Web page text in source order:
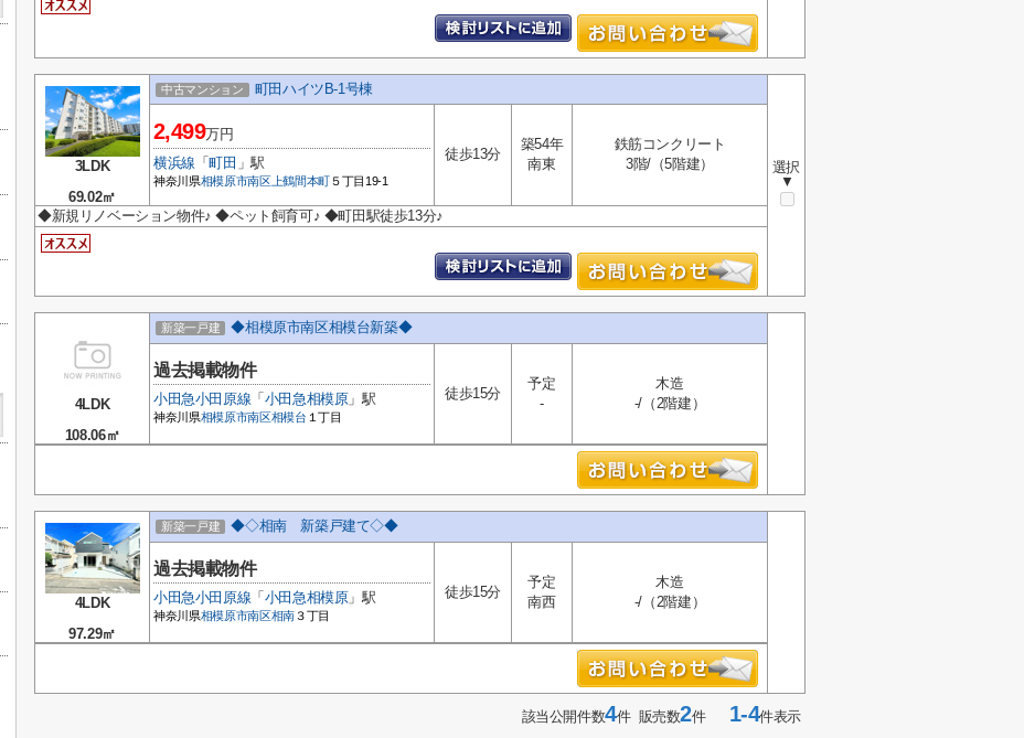
3LDK
69.02㎡
中古マンション 町田ハイツB-1号棟
選択
▼
2,499万円
横浜線 「町田 」駅
神奈川県相模原市南区 上鶴間本町 ５丁目19-1
徒歩13分
築54年
南東
鉄筋コンクリート
3階/（5階建）
◆新規リノベーション物件♪ ◆ペット飼育可♪ ◆町田駅徒歩13分♪
4LDK
108.06㎡
新築一戸建 ◆相模原市南区相模台新築◆
過去掲載物件
小田急小田原線 「 小田急相模原」駅
神奈川県相模原市南区相模台 １丁目
徒歩15分
予定
-
木造
-/（2階建）
4LDK
97.29㎡
新築一戸建 ◆◇相南 新築戸建て◇◆
過去掲載物件
小田急小田原線 「 小田急相模原」駅
神奈川県相模原市南区相南３丁目
徒歩15分
予定
南西
木造
-/（2階建）
該当公開件数4件 販売数2件1-4件表示